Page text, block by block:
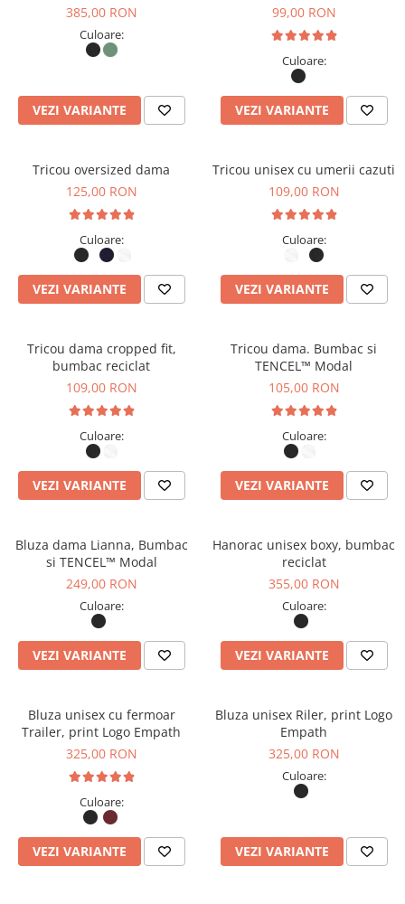
385,00 RON
Culoare:
VEZI VARIANTE
99,00 RON
Culoare:
VEZI VARIANTE
Tricou oversized dama
125,00 RON
Culoare:
VEZI VARIANTE
Tricou unisex cu umerii cazuti
109,00 RON
Culoare:
VEZI VARIANTE
Tricou dama cropped fit,
bumbac reciclat
109,00 RON
Culoare:
VEZI VARIANTE
Tricou dama. Bumbac si
TENCEL™ Modal
105,00 RON
Culoare:
VEZI VARIANTE
Bluza dama Lianna, Bumbac
si TENCEL™ Modal
249,00 RON
Culoare:
VEZI VARIANTE
Hanorac unisex boxy, bumbac
reciclat
355,00 RON
Culoare:
VEZI VARIANTE
Bluza unisex cu fermoar
Trailer, print Logo Empath
325,00 RON
Culoare:
VEZI VARIANTE
Bluza unisex Riler, print Logo
Empath
325,00 RON
Culoare:
VEZI VARIANTE